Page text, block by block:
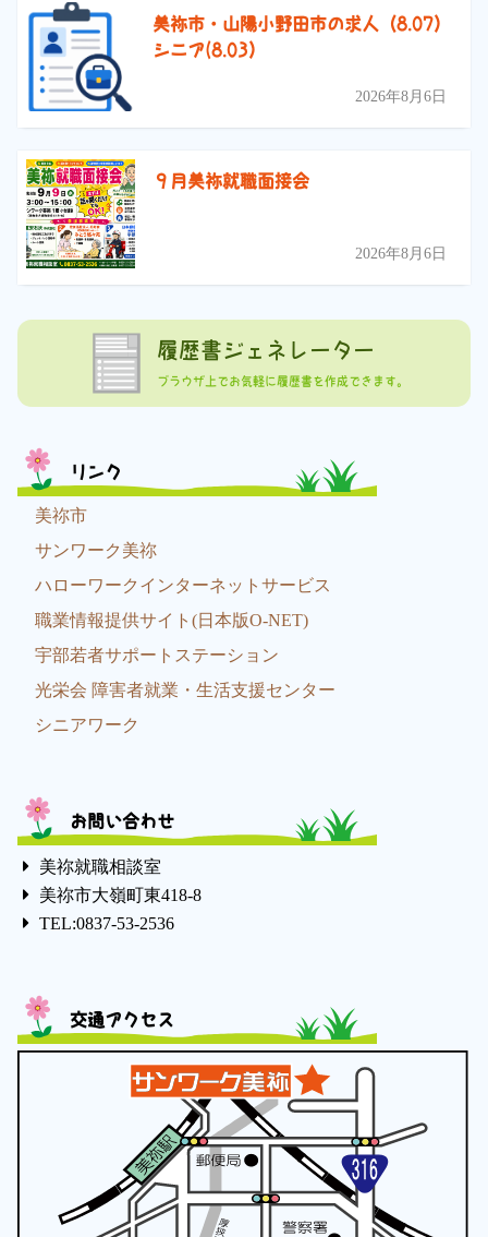
美祢市・山陽小野田市の求人（8.07）
シニア(8.03）
2026年8月6日
９月美祢就職面接会
2026年8月6日
履歴書ジェネレーター
ブラウザ上でお気軽に履歴書を作成できます。
リンク
美祢市
サンワーク美祢
ハローワークインターネットサービス
職業情報提供サイト(日本版O-NET)
宇部若者サポートステーション
光栄会 障害者就業・生活支援センター
シニアワーク
お問い合わせ
美祢就職相談室
美祢市大嶺町東418-8
TEL:0837-53-2536
交通アクセス